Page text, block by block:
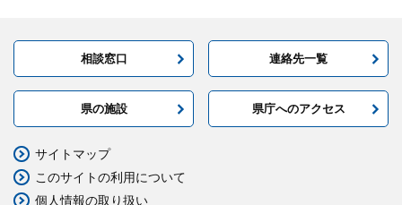
相談窓口 連絡先一覧
県の施設 県庁へのアクセス
サイトマップ
このサイトの利用について
個人情報の取り扱い